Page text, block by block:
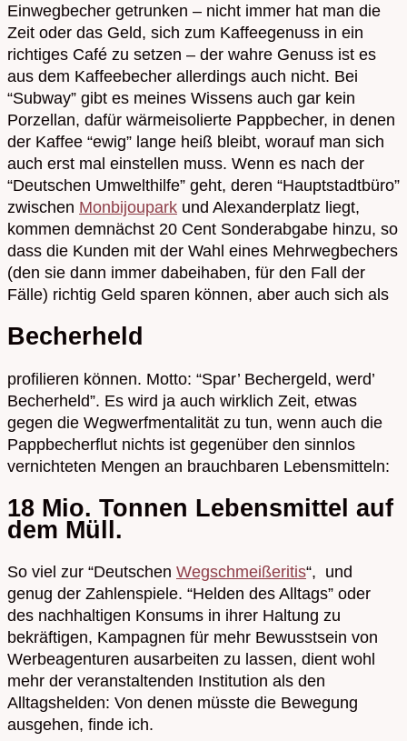
Einwegbecher getrunken – nicht immer hat man die
Zeit oder das Geld, sich zum Kaffeegenuss in ein
richtiges Café zu setzen – der wahre Genuss ist es
aus dem Kaffeebecher allerdings auch nicht. Bei
“Subway” gibt es meines Wissens auch gar kein
Porzellan, dafür wärmeisolierte Pappbecher, in denen
der Kaffee “ewig” lange heiß bleibt, worauf man sich
auch erst mal einstellen muss. Wenn es nach der
“Deutschen Umwelthilfe” geht, deren “Hauptstadtbüro”
zwischen Monbijoupark und Alexanderplatz liegt,
kommen demnächst 20 Cent Sonderabgabe hinzu, so
dass die Kunden mit der Wahl eines Mehrwegbechers
(den sie dann immer dabeihaben, für den Fall der
Fälle) richtig Geld sparen können, aber auch sich als
Becherheld
profilieren können. Motto: “Spar’ Bechergeld, werd’
Becherheld”. Es wird ja auch wirklich Zeit, etwas
gegen die Wegwerfmentalität zu tun, wenn auch die
Pappbecherflut nichts ist gegenüber den sinnlos
vernichteten Mengen an brauchbaren Lebensmitteln:
18 Mio. Tonnen Lebensmittel auf
dem Müll.
So viel zur “Deutschen Wegschmeißeritis“, und
genug der Zahlenspiele. “Helden des Alltags” oder
des nachhaltigen Konsums in ihrer Haltung zu
bekräftigen, Kampagnen für mehr Bewusstsein von
Werbeagenturen ausarbeiten zu lassen, dient wohl
mehr der veranstaltenden Institution als den
Alltagshelden: Von denen müsste die Bewegung
ausgehen, finde ich.